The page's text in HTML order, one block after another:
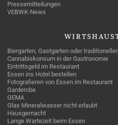
Pressemitteilungen
VEBWK-News
Biergarten, Gastgarten oder
Cannabiskonsum in der Gastronomie
Eintrittsgeld im Restaurant
Essen ins Hotel bestellen
Fotografieren von Essen im Restaurant
Garderobe
GEMA
Glas Mineralwasser nicht erlaubt
Hausgemacht
Lange Wartezeit beim Essen